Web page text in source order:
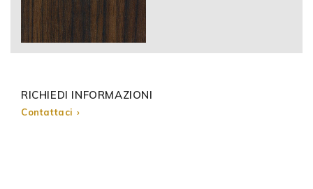
RICHIEDI INFORMAZIONI
Contattaci ›